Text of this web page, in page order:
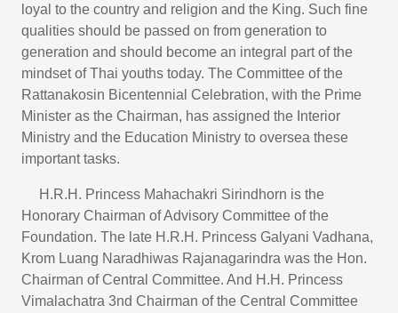
loyal to the country and religion and the King. Such fine
qualities should be passed on from generation to
generation and should become an integral part of the
mindset of Thai youths today. The Committee of the
Rattanakosin Bicentennial Celebration, with the Prime
Minister as the Chairman, has assigned the Interior
Ministry and the Education Ministry to oversea these
important tasks.
H.R.H. Princess Mahachakri Sirindhorn is the
Honorary Chairman of Advisory Committee of the
Foundation. The late H.R.H. Princess Galyani Vadhana,
Krom Luang Naradhiwas Rajanagarindra was the Hon.
Chairman of Central Committee. And H.H. Princess
Vimalachatra 3nd Chairman of the Central Committee